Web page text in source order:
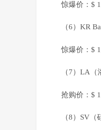
惊爆价：$
（6）KR
惊爆价：$
（7）LA
抢购价：$
（8）SV